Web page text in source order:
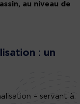
au niveau de
: un
– servant à